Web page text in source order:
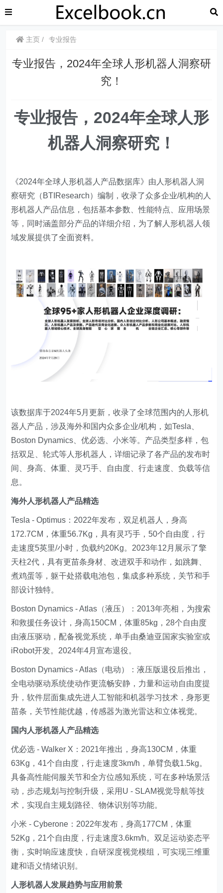
主页 专业报告
专业报告，2024年全球人形机器人洞察研
究！
专业报告，2024年全球人形
机器人洞察研究！
《2024年全球人形机器人产品数据库》由人形机器人洞
察研究（BTIResearch）编制，收录了众多企业/机构的人
形机器人产品信息，包括基本参数、性能特点、应用场景
等，同时涵盖部分产品的详细介绍，为了解人形机器人领
域发展提供了全面资料。
该数据库于2024年5月更新，收录了全球范围内的人形机
器人产品，涉及海外和国内众多企业/机构，如Tesla、
Boston Dynamics、优必选、小米等。产品类型多样，包
括双足、轮式等人形机器人，详细记录了各产品的发布时
间、身高、体重、灵巧手、自由度、行走速度、负载等信
息。
海外人形机器人产品精选
Tesla - Optimus：2022年发布，双足机器人，身高
172.7CM，体重56.7Kg，具有灵巧手，50个自由度，行
走速度5英里/小时，负载约20Kg。2023年12月展示了擎
天柱2代，具有更苗条身材、改进双手和动作，如跳舞、
煮鸡蛋等，躯干处搭载电池包，集成多种系统，关节和手
部设计独特。
Boston Dynamics - Atlas（液压）：2013年亮相，为搜索
和救援任务设计，身高150CM，体重85kg，28个自由度
由液压驱动，配备视觉系统，单手由桑迪亚国家实验室或
iRobot开发。2024年4月宣布退役。
Boston Dynamics - Atlas（电动）：液压版退役后推出，
全电动驱动系统使动作更流畅安静，力量和运动自由度提
升，软件层面集成先进人工智能和机器学习技术，身形更
苗条，关节性能优越，传感器为激光雷达和立体视觉。
国内人形机器人产品精选
优必选 - Walker X：2021年推出，身高130CM，体重
63Kg，41个自由度，行走速度3km/h，单臂负载1.5kg。
具备高性能伺服关节和全方位感知系统，可在多种场景活
动，步态规划与控制升级，采用U - SLAM视觉导航等技
术，实现自主规划路径、物体识别等功能。
小米 - Cyberone：2022年发布，身高177CM，体重
52Kg，21个自由度，行走速度3.6km/h。双足运动姿态平
衡，实时响应速度快，自研深度视觉模组，可实现三维重
建和语义情绪识别。
人形机器人发展趋势与应用前景